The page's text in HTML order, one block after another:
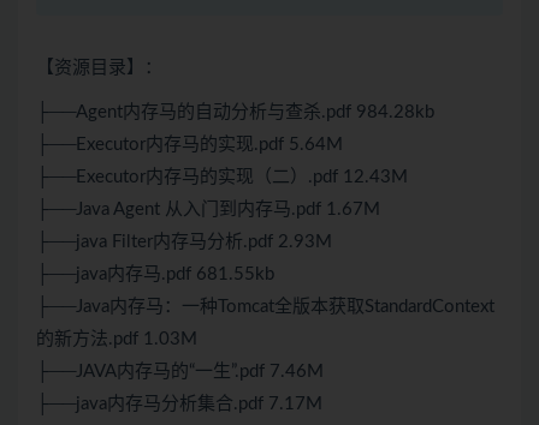
【资源目录】：
├──Agent内存马的自动分析与查杀.pdf 984.28kb
├──Executor内存马的实现.pdf 5.64M
├──Executor内存马的实现（二）.pdf 12.43M
├──Java Agent 从入门到内存马.pdf 1.67M
├──java Filter内存马分析.pdf 2.93M
├──java内存马.pdf 681.55kb
├──Java内存马：一种Tomcat全版本获取StandardContext
的新方法.pdf 1.03M
├──JAVA内存马的“一生”.pdf 7.46M
├──java内存马分析集合.pdf 7.17M